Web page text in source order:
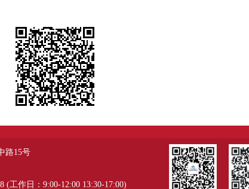
路15号
(工作日：9:00-12:00 13:30-17:00)